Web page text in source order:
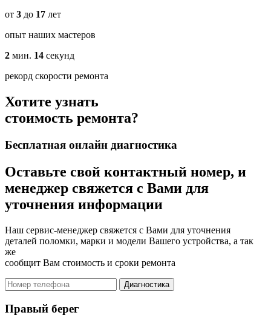
от 3 до 17 лет
опыт наших мастеров
2 мин. 14 секунд
рекорд скорости ремонта
Хотите узнать
стоимость ремонта?
Бесплатная онлайн диагностика
Оставьте свой контактный номер, и
менеджер свяжется с Вами для
уточнения информации
Наш сервис-менеджер свяжется с Вами для уточнения
деталей поломки, марки и модели Вашего устройства, а так
же
сообщит Вам стоимость и сроки ремонта
Диагностика
Правый берег